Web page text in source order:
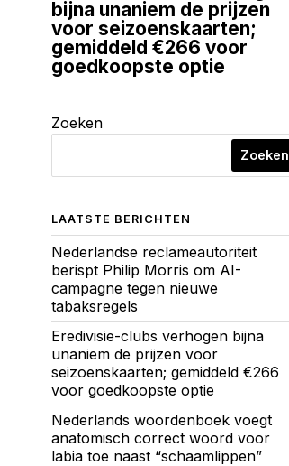
bijna unaniem de prijzen
voor seizoenskaarten;
gemiddeld €266 voor
goedkoopste optie
Zoeken
Zoeken
LAATSTE BERICHTEN
Nederlandse reclameautoriteit
berispt Philip Morris om AI-
campagne tegen nieuwe
tabaksregels
Eredivisie-clubs verhogen bijna
unaniem de prijzen voor
seizoenskaarten; gemiddeld €266
voor goedkoopste optie
Nederlands woordenboek voegt
anatomisch correct woord voor
labia toe naast “schaamlippen”